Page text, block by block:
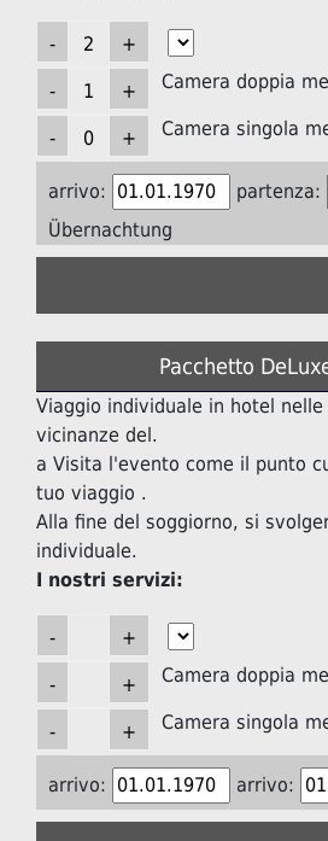
Camera doppia
Camera singola
arrivo: partenza:
Übernachtung
Pacchetto
Viaggio individuale in hotel
vicinanze del.
a Visita l'evento come il punto
tuo viaggio .
Alla fine del soggiorno, si
individuale.
I nostri servizi:
Camera doppia
Camera singola
arrivo: arrivo: